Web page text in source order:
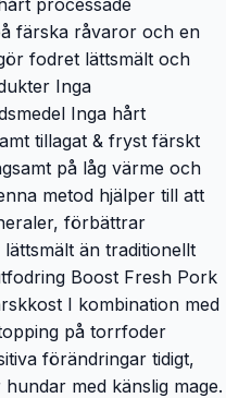
färska råvaror och en
fodret lättsmält och
Inga
Inga hårt
tillagat & fryst färskt
på låg värme och
metod hjälper till att
förbättrar
än traditionellt
Boost Fresh Pork
I kombination med
på torrfoder
förändringar tidigt,
med känslig mage.